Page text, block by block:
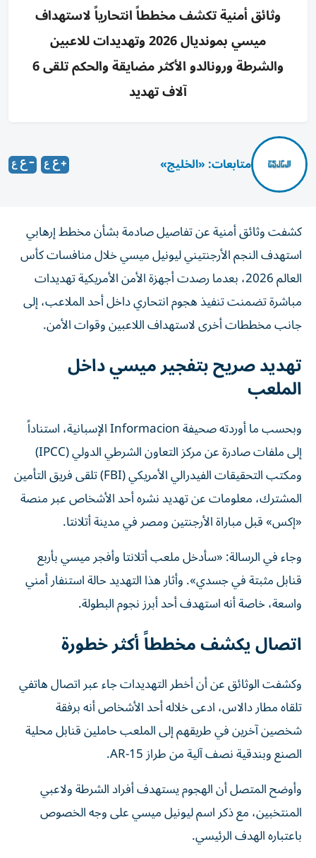
وثائق أمنية تكشف مخططاً انتحارياً لاستهداف
ميسي بمونديال 2026 وتهديدات للاعبين
والشرطة ورونالدو الأكثر مضايقة والحكم تلقى 6
آلاف تهديد
متابعات: «الخليج»
كشفت وثائق أمنية عن تفاصيل صادمة بشأن مخطط إرهابي
استهدف النجم الأرجنتيني ليونيل ميسي خلال منافسات كأس
العالم 2026، بعدما رصدت أجهزة الأمن الأمريكية تهديدات
مباشرة تضمنت تنفيذ هجوم انتحاري داخل أحد الملاعب، إلى
جانب مخططات أخرى لاستهداف اللاعبين وقوات الأمن.
تهديد صريح بتفجير ميسي داخل
الملعب
وبحسب ما أوردته صحيفة Informacion الإسبانية، استناداً
إلى ملفات صادرة عن مركز التعاون الشرطي الدولي (IPCC)
ومكتب التحقيقات الفيدرالي الأمريكي (FBI) تلقى فريق التأمين
المشترك، معلومات عن تهديد نشره أحد الأشخاص عبر منصة
«إكس» قبل مباراة الأرجنتين ومصر في مدينة أتلانتا.
وجاء في الرسالة: «سأدخل ملعب أتلانتا وأفجر ميسي بأربع
قنابل مثبتة في جسدي». وأثار هذا التهديد حالة استنفار أمني
واسعة، خاصة أنه استهدف أحد أبرز نجوم البطولة.
اتصال يكشف مخططاً أكثر خطورة
وكشفت الوثائق عن أن أخطر التهديدات جاء عبر اتصال هاتفي
تلقاه مطار دالاس، ادعى خلاله أحد الأشخاص أنه برفقة
شخصين آخرين في طريقهم إلى الملعب حاملين قنابل محلية
الصنع وبندقية نصف آلية من طراز AR-15.
وأوضح المتصل أن الهجوم يستهدف أفراد الشرطة ولاعبي
المنتخبين، مع ذكر اسم ليونيل ميسي على وجه الخصوص
باعتباره الهدف الرئيسي.